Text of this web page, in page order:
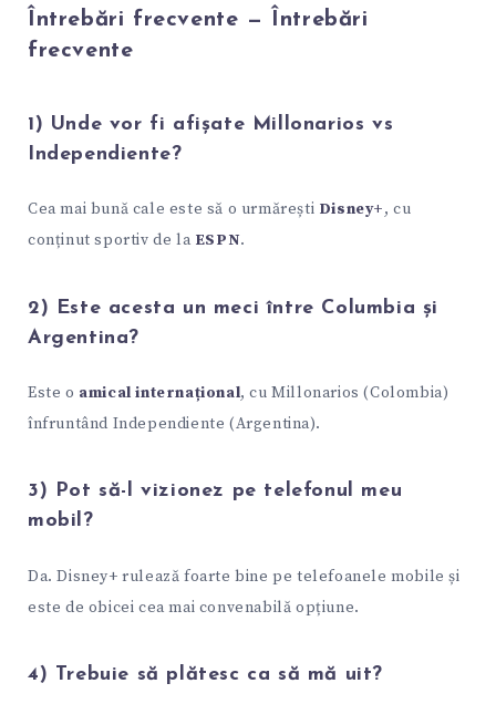
Întrebări frecvente — Întrebări
frecvente
1) Unde vor fi afișate Millonarios vs
Independiente?
Cea mai bună cale este să o urmărești Disney+, cu
conținut sportiv de la ESPN.
2) Este acesta un meci între Columbia și
Argentina?
Este o amical internațional, cu Millonarios (Colombia)
înfruntând Independiente (Argentina).
3) Pot să-l vizionez pe telefonul meu
mobil?
Da. Disney+ rulează foarte bine pe telefoanele mobile și
este de obicei cea mai convenabilă opțiune.
4) Trebuie să plătesc ca să mă uit?